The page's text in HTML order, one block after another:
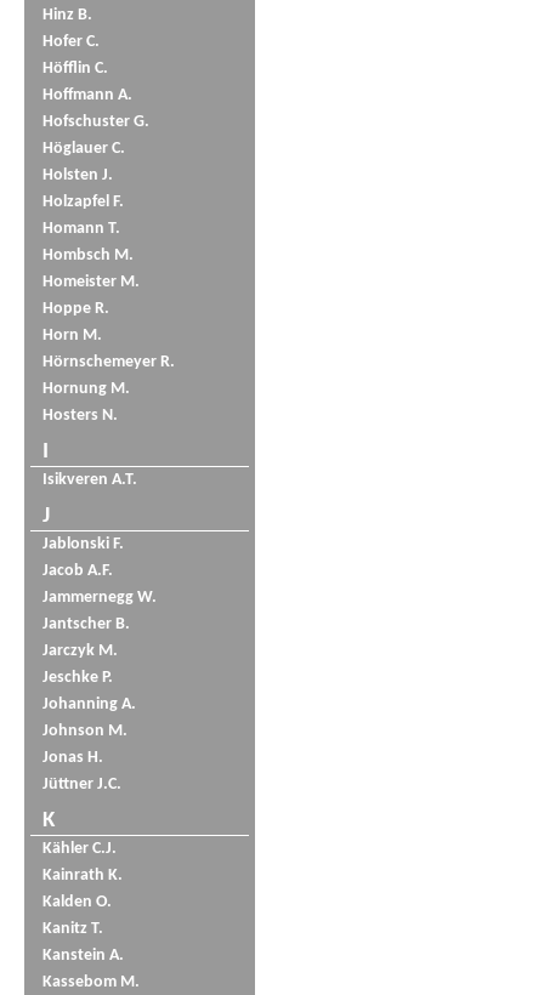
Hinz B.
Hofer C.
Höfflin C.
Hoffmann A.
Hofschuster G.
Höglauer C.
Holsten J.
Holzapfel F.
Homann T.
Hombsch M.
Homeister M.
Hoppe R.
Horn M.
Hörnschemeyer R.
Hornung M.
Hosters N.
I
Isikveren A.T.
J
Jablonski F.
Jacob A.F.
Jammernegg W.
Jantscher B.
Jarczyk M.
Jeschke P.
Johanning A.
Johnson M.
Jonas H.
Jüttner J.C.
K
Kähler C.J.
Kainrath K.
Kalden O.
Kanitz T.
Kanstein A.
Kassebom M.